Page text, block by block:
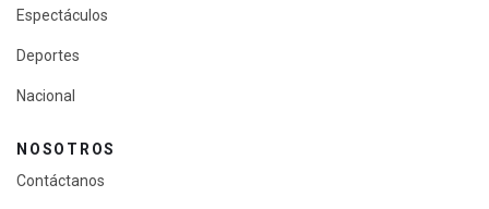
Espectáculos
Deportes
Nacional
NOSOTROS
Contáctanos